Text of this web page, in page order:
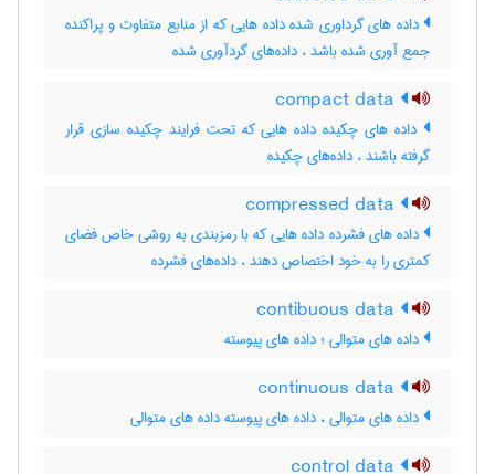
داده های گرداوری شده داده هایی که از منابع متفاوت و پراکنده
جمع آوری شده باشد ، داده‌های گردآوری شده
داده های چکیده داده هایی که تحت فرایند چکیده سازی قرار
گرفته باشند ، داده‌های چکیده
داده های فشرده داده هایی که با رمزبندی به روشی خاص فضای
کمتری را به خود اختصاص دهند ، داده‌های فشرده
داده های متوالی ؛ داده های پیوسته
داده های متوالی ، داده های پیوسته داده های متوالی